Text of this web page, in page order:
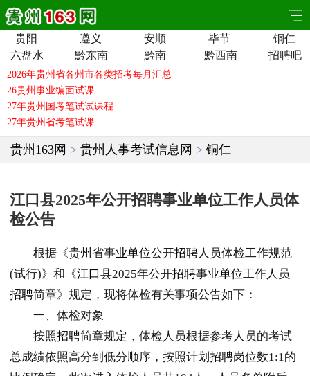
贵阳 遵义 安顺 毕节
铜仁
六盘水
黔东南 黔南 黔西南 招聘吧
贵州163网 > 贵州人事考试信息网 > 铜仁
江口县2025年公开招聘事业单位工作人员体
检公告
根据《贵州省事业单位公开招聘人员体检工作规范
(试行)》和《江口县2025年公开招聘事业单位工作人员
招聘简章》规定，现将体检有关事项公告如下：
一、体检对象
按照招聘简章规定，体检人员根据参考人员的考试
总成绩依照高分到低分顺序，按照计划 招聘岗位数1:1的